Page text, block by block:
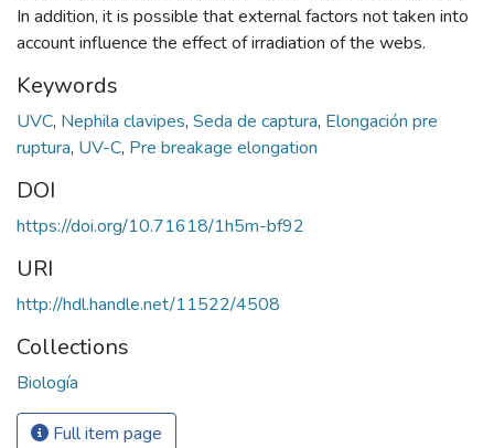
In addition, it is possible that external factors not taken into
account influence the effect of irradiation of the webs.
Keywords
UVC, Nephila clavipes, Seda de captura, Elongación pre
ruptura, UV-C, Pre breakage elongation
DOI
https://doi.org/10.71618/1h5m-bf92
URI
http://hdl.handle.net/11522/4508
Collections
Biología
Full item page